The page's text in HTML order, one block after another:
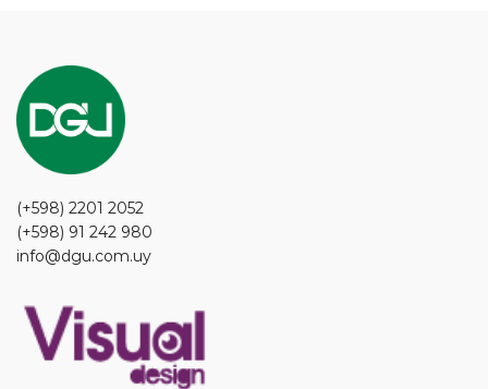
(+598) 2201 2052
(+598) 91 242 980
info@dgu.com.uy